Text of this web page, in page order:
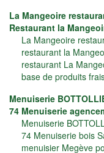
La Mangeoire
Restaurant la
La Mangeoire
restaurant la
restaurant La
base de produits
Menuiserie
74 Menuiserie
Menuiserie
74 Menuiserie bois
menuisier Megève